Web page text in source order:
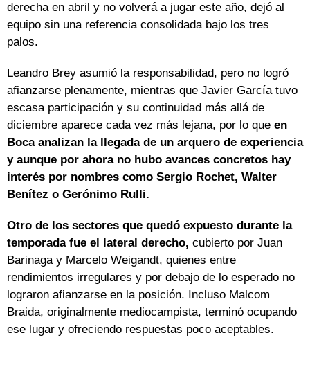
derecha en abril y no volverá a jugar este año, dejó al
equipo sin una referencia consolidada bajo los tres
palos.
Leandro Brey asumió la responsabilidad, pero no logró
afianzarse plenamente, mientras que Javier García tuvo
escasa participación y su continuidad más allá de
diciembre aparece cada vez más lejana, por lo que en
Boca analizan la llegada de un arquero de experiencia
y aunque por ahora no hubo avances concretos hay
interés por nombres como Sergio Rochet, Walter
Benítez o Gerónimo Rulli.
Otro de los sectores que quedó expuesto durante la
temporada fue el lateral derecho, cubierto por Juan
Barinaga y Marcelo Weigandt, quienes entre
rendimientos irregulares y por debajo de lo esperado no
lograron afianzarse en la posición. Incluso Malcom
Braida, originalmente mediocampista, terminó ocupando
ese lugar y ofreciendo respuestas poco aceptables.